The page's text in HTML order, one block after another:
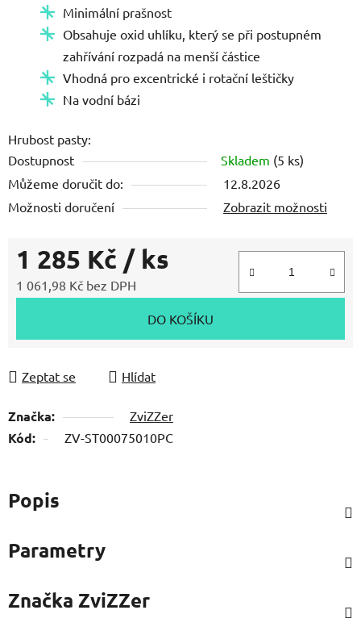
Minimální prašnost
Obsahuje oxid uhlíku, který se při postupném
zahřívání rozpadá na menší částice
Vhodná pro excentrické i rotační leštičky
Na vodní bázi
Hrubost pasty:
Dostupnost
Skladem (5 ks)
Můžeme doručit do:
12.8.2026
Možnosti doručení
Zobrazit možnosti
1 285 Kč / ks
1 061,98 Kč bez DPH
DO KOŠÍKU
Zeptat se Hlídat
Značka: ZviZZer
Kód: ZV-ST00075010PC
hvězdiček.
Popis
Parametry
Značka ZviZZer